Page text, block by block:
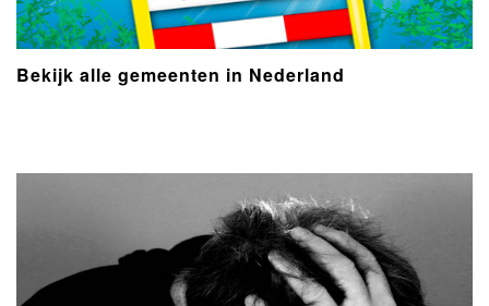
Bekijk alle gemeenten in Nederland